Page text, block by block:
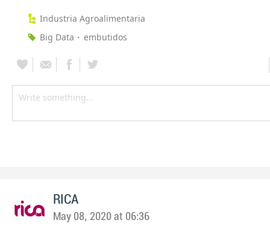
Industria Agroalimentaria
Big Data
embutidos
RICA
May 08, 2020 at 06:36